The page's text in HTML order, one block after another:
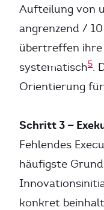
Aufteilung von
angrenzend /
übertreffen
systematisch5.
Orientierung
Schritt 3 —
Fehlendes
häufigste
konkret